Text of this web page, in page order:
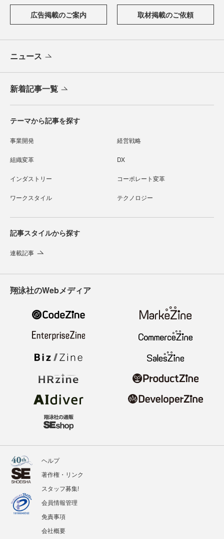
広告掲載のご案内 取材掲載のご依頼
ニュース
新着記事一覧
テーマから記事を探す
事業開発 経営戦略
組織変革 DX
インダストリー コーポレート変革
ワークスタイル テクノロジー
記事スタイルから探す
連載記事
翔泳社のWebメディア
ヘルプ
著作権・リンク
スタッフ募集!
会員情報管理
免責事項
会社概要